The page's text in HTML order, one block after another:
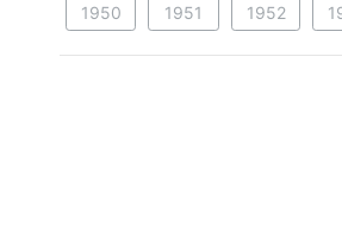
1950 1951 1952